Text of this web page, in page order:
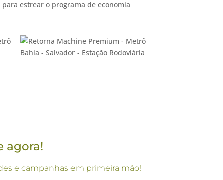
estrear o programa de economia
agora!
e campanhas em primeira mão!